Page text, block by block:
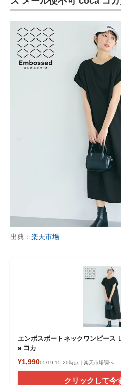
出典： 楽天市場
エンボスボートネックワンピース
a コカ
¥1,99005/19 15:20時点｜楽天市場調べ
クリックして今